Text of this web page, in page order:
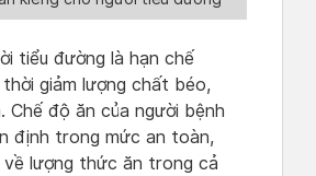
tiểu đường là hạn chế
giảm lượng chất béo,
độ ăn của người bệnh
định trong mức an toàn,
về lượng thức ăn trong cả